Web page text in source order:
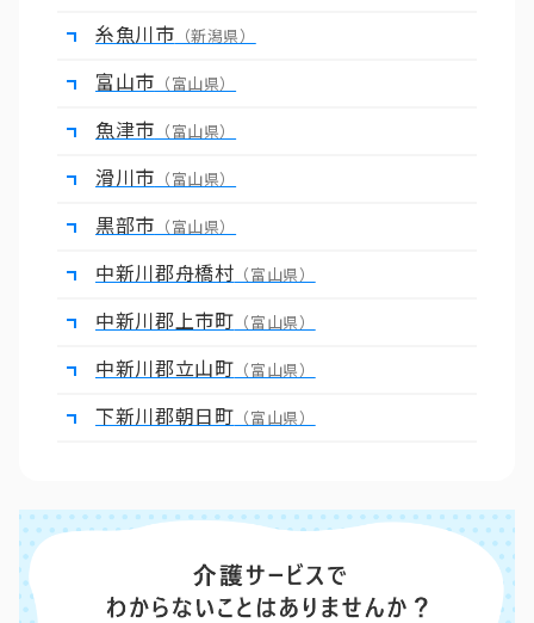
糸魚川市 （新潟県）
富山市 （富山県）
魚津市 （富山県）
滑川市 （富山県）
黒部市 （富山県）
中新川郡舟橋村 （富山県）
中新川郡上市町 （富山県）
中新川郡立山町 （富山県）
下新川郡朝日町 （富山県）